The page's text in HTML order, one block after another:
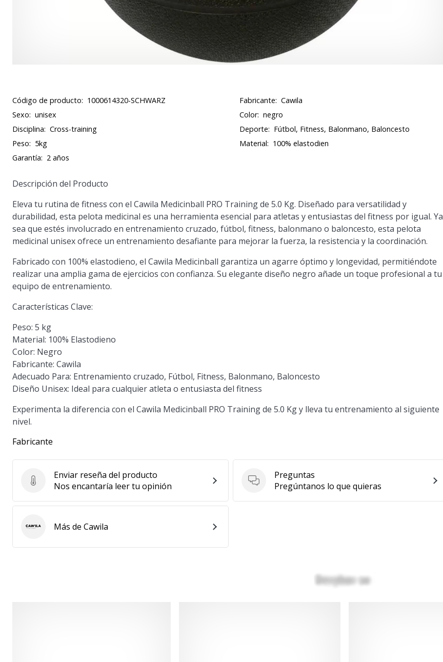
Código de producto: 1000614320-SCHWARZ Fabricante: Cawila
Sexo: unisex Color: negro
Disciplina: Cross-training Deporte: Fútbol, Fitness, Balonmano, Baloncesto
Peso: 5kg Material: 100% elastodien
Garantía: 2 años
Descripción del Producto
Eleva tu rutina de fitness con el Cawila Medicinball PRO Training de 5.0 Kg. Diseñado para versatilidad y
durabilidad, esta pelota medicinal es una herramienta esencial para atletas y entusiastas del fitness por igual. Ya
sea que estés involucrado en entrenamiento cruzado, fútbol, fitness, balonmano o baloncesto, esta pelota
medicinal unisex ofrece un entrenamiento desafiante para mejorar la fuerza, la resistencia y la coordinación.
Fabricado con 100% elastodieno, el Cawila Medicinball garantiza un agarre óptimo y longevidad, permitiéndote
realizar una amplia gama de ejercicios con confianza. Su elegante diseño negro añade un toque profesional a tu
equipo de entrenamiento.
Características Clave:
Peso: 5 kg
Material: 100% Elastodieno
Color: Negro
Fabricante: Cawila
Adecuado Para: Entrenamiento cruzado, Fútbol, Fitness, Balonmano, Baloncesto
Diseño Unisex: Ideal para cualquier atleta o entusiasta del fitness
Experimenta la diferencia con el Cawila Medicinball PRO Training de 5.0 Kg y lleva tu entrenamiento al siguiente
nivel.
Fabricante
Enviar reseña del producto
Enviar reseña del producto
Nos encantaría leer tu opinión
Preguntas
Preguntas
Pregúntanos lo que quieras
CawilaMás de Cawila